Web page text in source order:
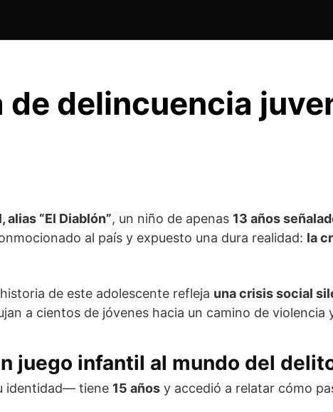
delincuencia
alias “El Diablón”, un niño de apenas 13 años
al país y expuesto una dura realidad: la
de este adolescente refleja una crisis social
a cientos de jóvenes hacia un camino de violencia
juego infantil al mundo del
identidad— tiene 15 años y accedió a relatar cómo